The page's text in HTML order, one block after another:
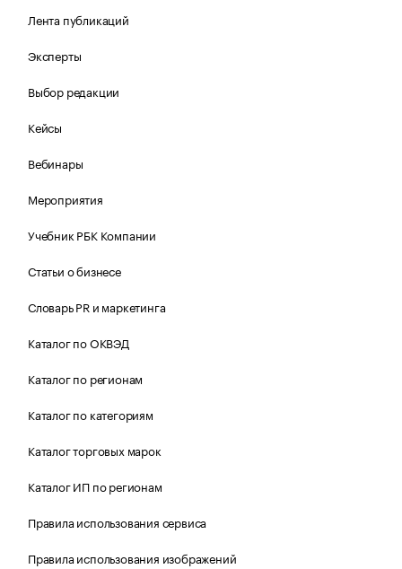
Лента публикаций
Эксперты
Выбор редакции
Кейсы
Вебинары
Мероприятия
Учебник РБК Компании
Статьи о бизнесе
Словарь PR и маркетинга
Каталог по ОКВЭД
Каталог по регионам
Каталог по категориям
Каталог торговых марок
Каталог ИП по регионам
Правила использования сервиса
Правила использования изображений